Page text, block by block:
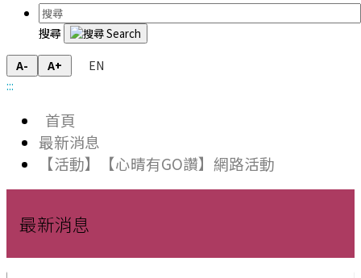
搜尋
A- A+
EN
:::
首頁
最新消息
【活動】【心晴有GO讚】網路活動
最新消息